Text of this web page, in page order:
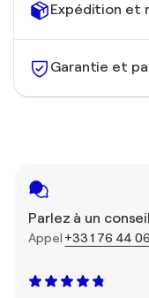
Expédition et
Garantie et
Parlez à un
Appel +33 1 76 44